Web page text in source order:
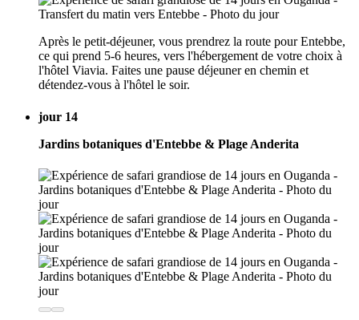
Après le petit-déjeuner, vous prendrez la route pour Entebbe,
ce qui prend 5-6 heures, vers l'hébergement de votre choix à
l'hôtel Viavia. Faites une pause déjeuner en chemin et
détendez-vous à l'hôtel le soir.
jour 14
Jardins botaniques d'Entebbe & Plage Anderita